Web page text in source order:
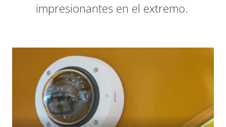
impresionantes en el extremo.